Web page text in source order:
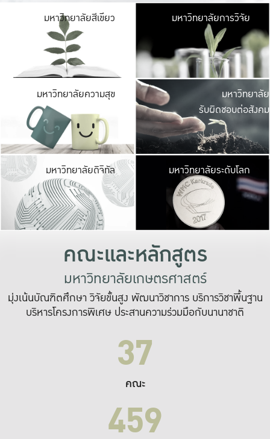
มหาวิทยาลัยสีเขียว มหาวิ
มีพื้นที่เขียวสดใส
เป็นป่าในเมือง เกษต
มหาวิทยาลัยการวิจัย
มหาวิทยาลัยความสุข มหาวิ
ค
เปิดประ
และพบเรื่องราวใ
มหาวิทยาลัย
รับผิดชอบต่อสังคม
มหาวิทยาลัยดิจิทัล มหาวิ
เปลี่ยนแปลง แล
เพื่อทำง
ระบบสารสนเทศ
มหาวิทยาลัยระดับโลก
คณะและหลักสูตร
มหาวิทยาลัยเกษตรศาสตร์
มุ่งเน้นบัณฑิตศึกษา วิจัยขั้นสูง พัฒนาวิชาการ บริการวิชาพื้นฐาน
บริหารโครงการพิเศษ ประสานความร่วมมือกับนานาชาติ
37
คณะ
459